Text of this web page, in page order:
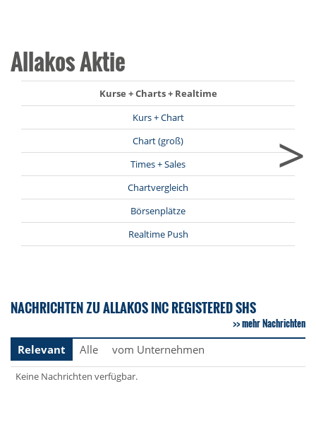
Allakos Aktie
Kurse + Charts + Realtime
Kurs + Chart
Chart (groß)
Times + Sales
Chartvergleich
Börsenplätze
Realtime Push
>
NACHRICHTEN ZU ALLAKOS INC REGISTERED SHS
mehr Nachrichten
Relevant
Alle vom Unternehmen
Keine Nachrichten verfügbar.